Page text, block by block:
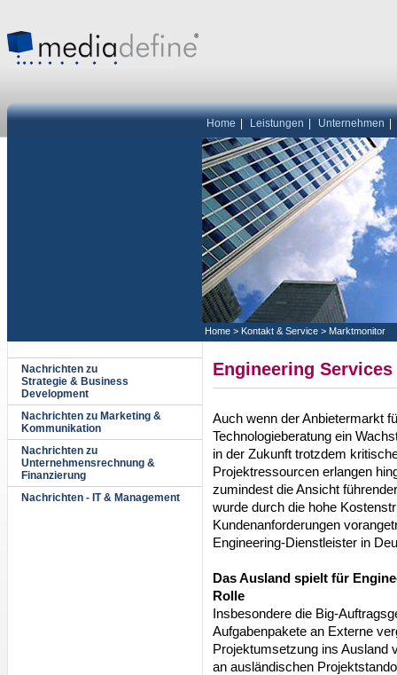
Home Leistungen Unternehmen
Home > Kontakt & Service > Marktmonitor
Nachrichten zu
Strategie & Business
Development
Nachrichten zu Marketing &
Kommunikation
Nachrichten zu
Unternehmensrechnung &
Finanzierung
Nachrichten - IT & Management
Engineering
Auch wenn der Anbietermarkt
Technologieberatung ein
in der Zukunft trotzdem
Projektressourcen erlangen
zumindest die Ansicht
wurde durch die hohe
Kundenanforderungen
Engineering-Dienstleister in
Das Ausland spielt für
Rolle
Insbesondere die Big-
Aufgabenpakete an Externe
Projektumsetzung ins Ausland
an ausländischen